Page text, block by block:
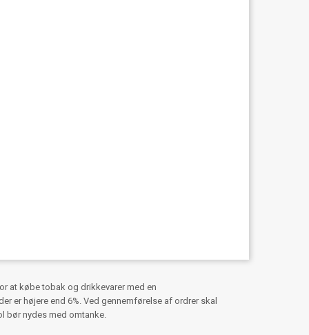
at købe tobak og drikkevarer med en
er højere end 6%. Ved gennemførelse af ordrer skal
bør nydes med omtanke.